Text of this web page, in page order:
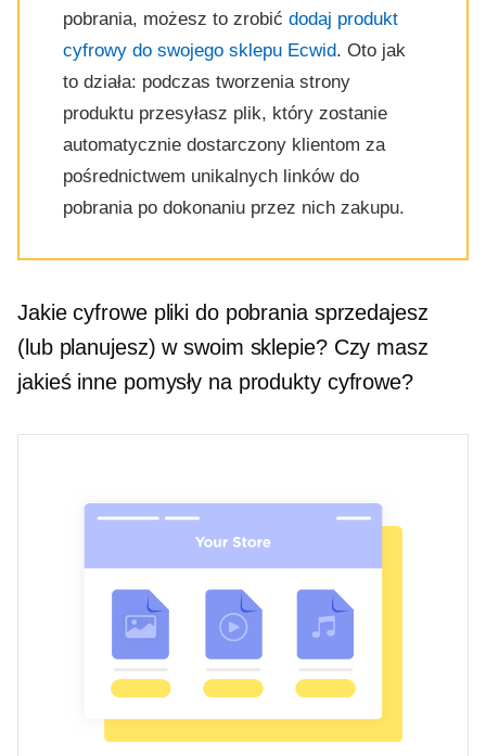
pobrania, możesz to zrobić dodaj produkt
cyfrowy do swojego sklepu Ecwid. Oto jak
to działa: podczas tworzenia strony
produktu przesyłasz plik, który zostanie
automatycznie dostarczony klientom za
pośrednictwem unikalnych linków do
pobrania po dokonaniu przez nich zakupu.
Jakie cyfrowe pliki do pobrania sprzedajesz
(lub planujesz) w swoim sklepie? Czy masz
jakieś inne pomysły na produkty cyfrowe?